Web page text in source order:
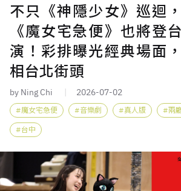
不只《神隱少女》巡迴
《魔女宅急便》也將登
演！彩排曝光經典場面
相台北街頭
by Ning Chi 2026-07-02
魔女宅急便 音樂劇 真人版 兩
台中